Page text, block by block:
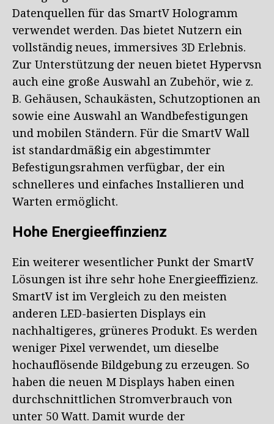
Datenquellen für das SmartV Hologramm
verwendet werden. Das bietet Nutzern ein
vollständig neues, immersives 3D Erlebnis.
Zur Unterstützung der neuen bietet Hypervsn
auch eine große Auswahl an Zubehör, wie z.
B. Gehäusen, Schaukästen, Schutzoptionen an
sowie eine Auswahl an Wandbefestigungen
und mobilen Ständern. Für die SmartV Wall
ist standardmäßig ein abgestimmter
Befestigungsrahmen verfügbar, der ein
schnelleres und einfaches Installieren und
Warten ermöglicht.
Hohe Energieeffinzienz
Ein weiterer wesentlicher Punkt der SmartV
Lösungen ist ihre sehr hohe Energieeffizienz.
SmartV ist im Vergleich zu den meisten
anderen LED-basierten Displays ein
nachhaltigeres, grüneres Produkt. Es werden
weniger Pixel verwendet, um dieselbe
hochauflösende Bildgebung zu erzeugen. So
haben die neuen M Displays haben einen
durchschnittlichen Stromverbrauch von
unter 50 Watt. Damit wurde der